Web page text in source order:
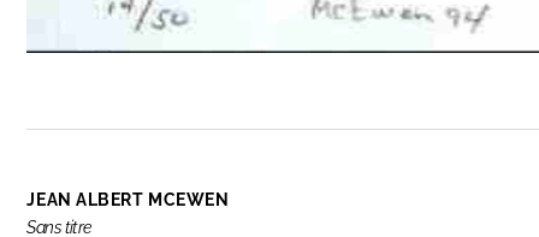
JEAN ALBERT MCEWEN
Sans titre